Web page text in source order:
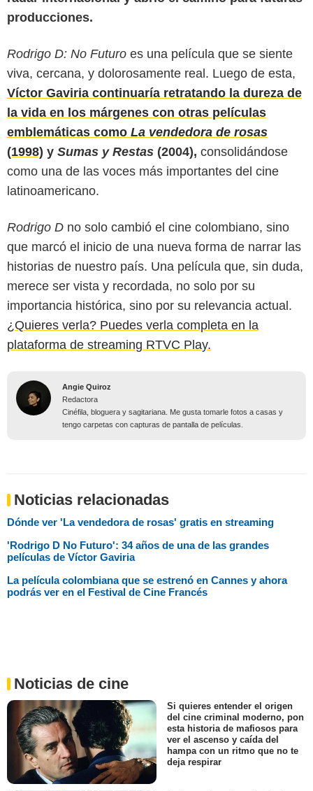
producciones.
Rodrigo D: No Futuro es una película que se siente
viva, cercana, y dolorosamente real. Luego de esta,
Víctor Gaviria continuaría retratando la dureza de
la vida en los márgenes con otras películas
emblemáticas como La vendedora de rosas
(1998) y Sumas y Restas (2004), consolidándose
como una de las voces más importantes del cine
latinoamericano.
Rodrigo D no solo cambió el cine colombiano, sino
que marcó el inicio de una nueva forma de narrar las
historias de nuestro país. Una película que, sin duda,
merece ser vista y recordada, no solo por su
importancia histórica, sino por su relevancia actual.
¿Quieres verla? Puedes verla completa en la
plataforma de streaming RTVC Play.
Angie Quiroz
Redactora
Cinéfila, bloguera y sagitariana. Me gusta tomarle fotos a casas y
tengo carpetas con capturas de pantalla de películas.
Noticias relacionadas
Dónde ver 'La vendedora de rosas' gratis en streaming
'Rodrigo D No Futuro': 34 años de una de las grandes
películas de Víctor Gaviria
La película colombiana que se estrenó en Cannes y ahora
podrás ver en el Festival de Cine Francés
Noticias de cine
Si quieres entender el origen
del cine criminal moderno, pon
esta historia de mafiosos para
ver el ascenso y caída del
hampa con un ritmo que no te
deja respirar